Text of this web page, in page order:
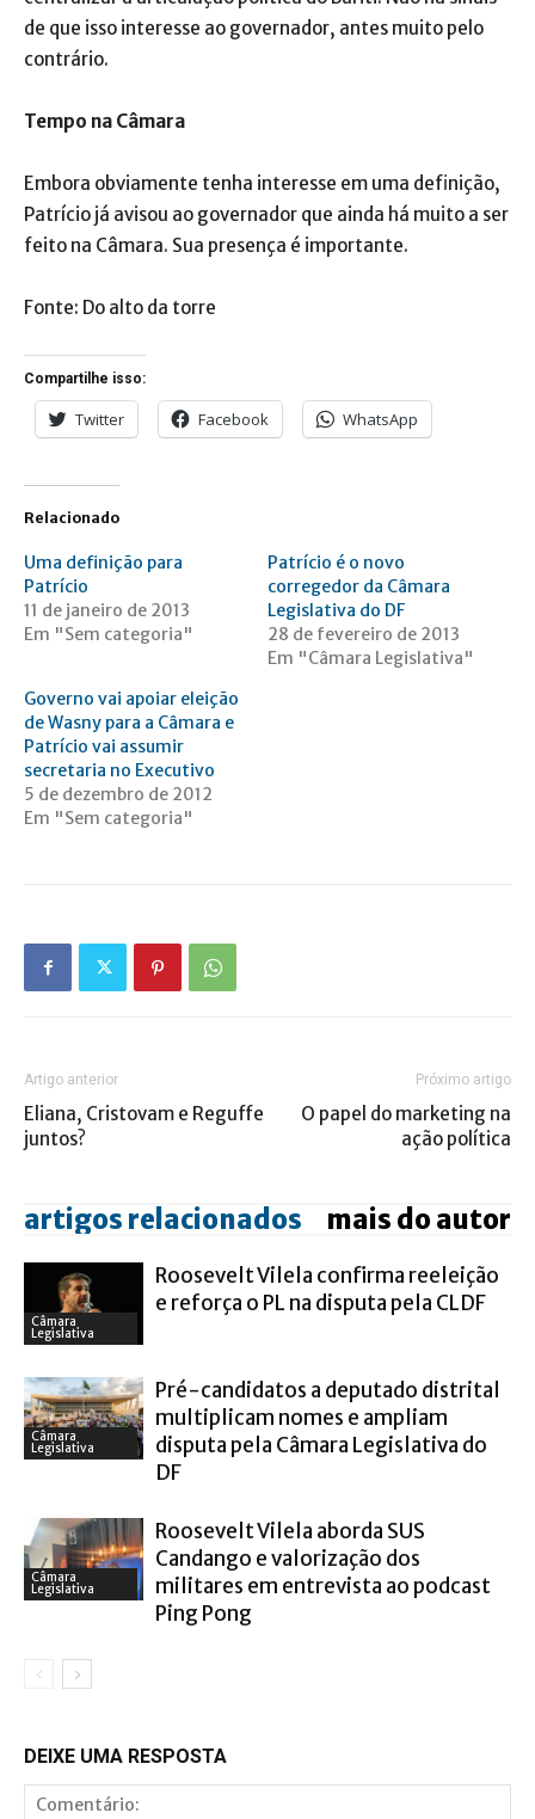
de que isso interesse ao governador, antes muito pelo
contrário.
Tempo na Câmara
Embora obviamente tenha interesse em uma definição,
Patrício já avisou ao governador que ainda há muito a ser
feito na Câmara. Sua presença é importante.
Fonte: Do alto da torre
Compartilhe isso:
Twitter Facebook WhatsApp
Relacionado
Uma definição para
Patrício
11 de janeiro de 2013
Em "Sem categoria"
Patrício é o novo
corregedor da Câmara
Legislativa do DF
28 de fevereiro de 2013
Em "Câmara Legislativa"
Governo vai apoiar eleição
de Wasny para a Câmara e
Patrício vai assumir
secretaria no Executivo
5 de dezembro de 2012
Em "Sem categoria"
Artigo anterior
Eliana, Cristovam e Reguffe
juntos?
Próximo artigo
O papel do marketing na
ação política
artigos relacionados mais do autor
Câmara
Legislativa
Roosevelt Vilela confirma reeleição
e reforça o PL na disputa pela CLDF
Câmara
Legislativa
Pré-candidatos a deputado distrital
multiplicam nomes e ampliam
disputa pela Câmara Legislativa do
DF
Câmara
Legislativa
Roosevelt Vilela aborda SUS
Candango e valorização dos
militares em entrevista ao podcast
Ping Pong
DEIXE UMA RESPOSTA